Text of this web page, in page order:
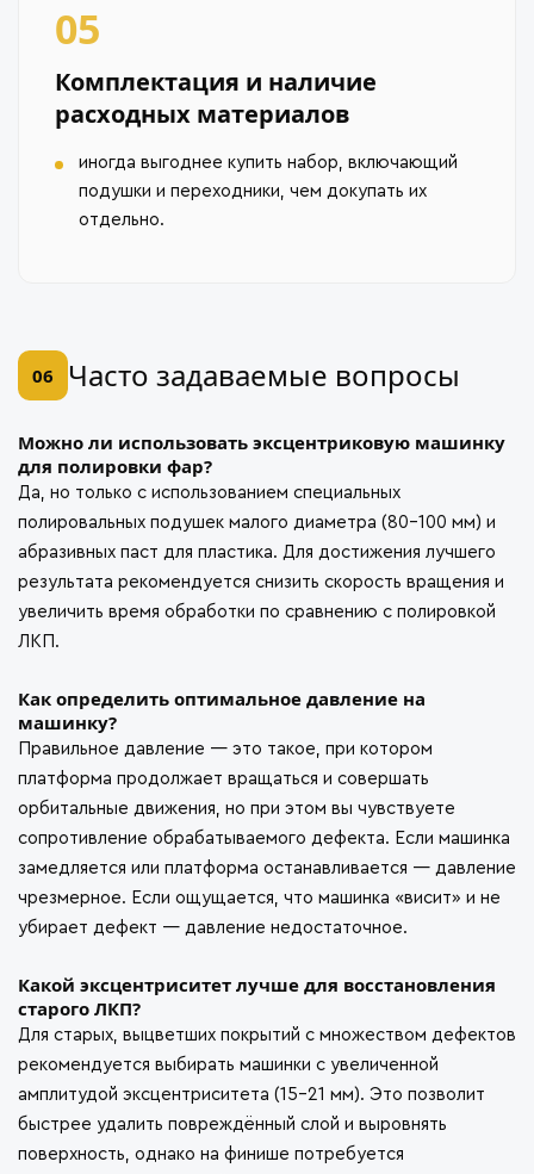
05
Комплектация и наличие
расходных материалов
иногда выгоднее купить набор, включающий
подушки и переходники, чем докупать их
отдельно.
06 Часто задаваемые вопросы
Можно ли использовать эксцентриковую машинку
для полировки фар?
Да, но только с использованием специальных
полировальных подушек малого диаметра (80–100 мм) и
абразивных паст для пластика. Для достижения лучшего
результата рекомендуется снизить скорость вращения и
увеличить время обработки по сравнению с полировкой
ЛКП.
Как определить оптимальное давление на
машинку?
Правильное давление — это такое, при котором
платформа продолжает вращаться и совершать
орбитальные движения, но при этом вы чувствуете
сопротивление обрабатываемого дефекта. Если машинка
замедляется или платформа останавливается — давление
чрезмерное. Если ощущается, что машинка «висит» и не
убирает дефект — давление недостаточное.
Какой эксцентриситет лучше для восстановления
старого ЛКП?
Для старых, выцветших покрытий с множеством дефектов
рекомендуется выбирать машинки с увеличенной
амплитудой эксцентриситета (15–21 мм). Это позволит
быстрее удалить повреждённый слой и выровнять
поверхность, однако на финише потребуется